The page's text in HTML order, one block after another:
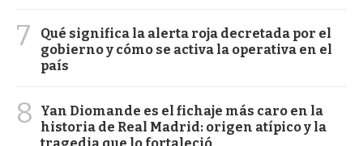
7
Qué significa la alerta roja decretada por el
gobierno y cómo se activa la operativa en el
país
8
Yan Diomande es el fichaje más caro en la
historia de Real Madrid: origen atípico y la